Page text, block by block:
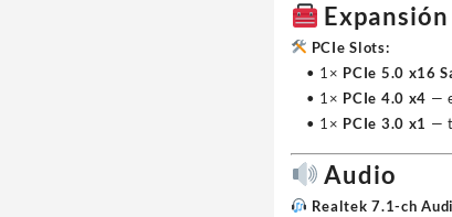
PCIe Slots:
• 1× PCIe 5.0 x16
• 1× PCIe 4.0 x4 —
• 1× PCIe 3.0 x1 —
Audio
Realtek 7.1-ch